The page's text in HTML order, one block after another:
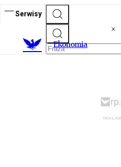
Serwisy
Ekonomia